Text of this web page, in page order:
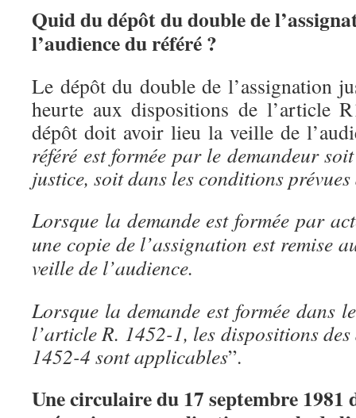
Quid du dépôt du double de
l’audience du référé ?
Le dépôt du double de l’assignation
heurte aux dispositions de l’article
dépôt doit avoir lieu la veille de
référé est formée par le demandeur
justice, soit dans les conditions
Lorsque la demande est formée par
une copie de l’assignation est remise
veille de l’audience.
Lorsque la demande est formée dans
l’article R. 1452-1, les dispositions
1452-4 sont applicables”.
Une circulaire du 17 septembre 1981